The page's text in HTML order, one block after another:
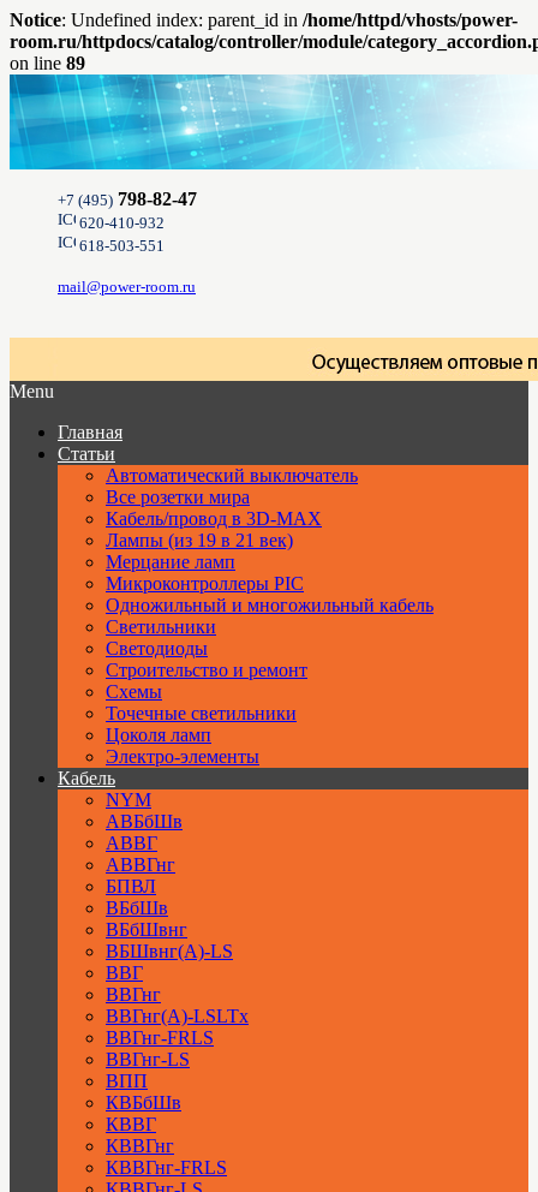
Notice: Undefined index: parent_id in /home/httpd/vhosts/power-
room.ru/httpdocs/catalog/controller/module/
on line 89
+7 (495) 798-82-47
620-410-932
618-503-551
mail@power-room.ru
Menu
Главная
Статьи
Автоматический выключатель
Все розетки мира
Кабель/провод в 3D-MAX
Лампы (из 19 в 21 век)
Мерцание ламп
Микроконтроллеры PIC
Одножильный и многожильный кабель
Светильники
Светодиоды
Строительство и ремонт
Схемы
Точечные светильники
Цоколя ламп
Электро-элементы
Кабель
NYM
АВБбШв
АВВГ
АВВГнг
БПВЛ
ВБбШв
ВБбШвнг
ВБШвнг(А)-LS
ВВГ
ВВГнг
ВВГнг(А)-LSLTx
ВВГнг-FRLS
ВВГнг-LS
ВПП
КВБбШв
КВВГ
КВВГнг
КВВГнг-FRLS